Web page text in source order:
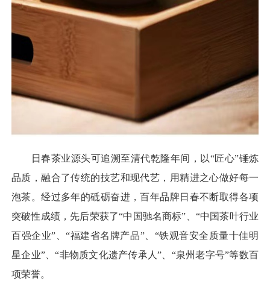
日春茶业源头可追溯至清代乾隆年间，以“匠心”锤炼
品质，融合了传统的技艺和现代艺，用精进之心做好每一
泡茶。经过多年的砥砺奋进，百年品牌日春不断取得各项
突破性成绩，先后荣获了“中国驰名商标”、“中国茶叶行业
百强企业”、“福建省名牌产品”、“铁观音安全质量十佳明
星企业”、“非物质文化遗产传承人”、“泉州老字号”等数百
项荣誉。